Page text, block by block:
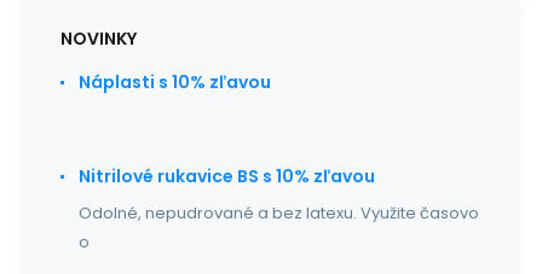
NOVINKY
Náplasti s 10% zľavou
Nitrilové rukavice BS s 10% zľavou
Odolné, nepudrované a bez latexu. Využite časovo
o